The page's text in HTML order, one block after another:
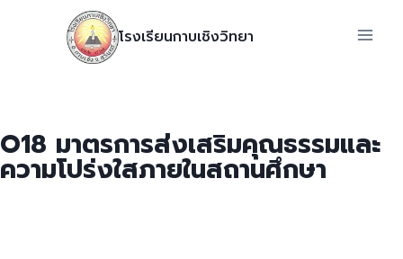
โรงเรียนกาบเชิงวิทยา
O18 มาตรการส่งเสริมคุณธรรมและ
ความโปร่งใสภายในสถานศึกษา